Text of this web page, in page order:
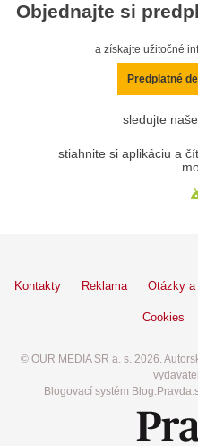
Objednajte si
a získajte užitočné
Predplatné
sledujte
stiahnite si aplikáciu a
Kontakty Reklama Otázky a
Cookies
© OUR MEDIA SR a. s. 2026.
Blogovací systém